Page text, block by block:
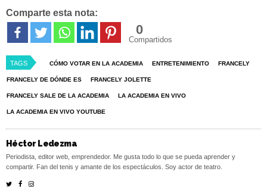
Comparte esta nota:
0
Compartidos
TAGS CÓMO VOTAR EN LA ACADEMIA ENTRETENIMIENTO FRANCELY
FRANCELY DE DÓNDE ES FRANCELY JOLETTE
FRANCELY SALE DE LA ACADEMIA LA ACADEMIA EN VIVO
LA ACADEMIA EN VIVO YOUTUBE
Héctor Ledezma
Periodista, editor web, emprendedor. Me gusta todo lo que se pueda aprender y
compartir. Fan del tenis y amante de los espectáculos. Soy actor de teatro.